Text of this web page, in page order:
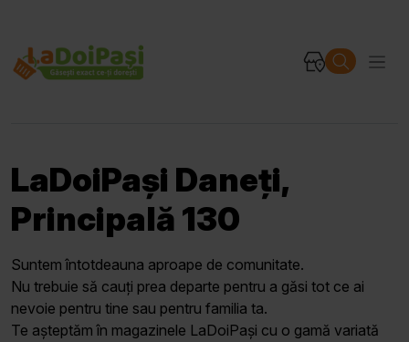
LaDoiPași Daneți,
Principală 130
Suntem întotdeauna aproape de comunitate.
Nu trebuie să cauți prea departe pentru a găsi tot ce ai
nevoie pentru tine sau pentru familia ta.
Te așteptăm în magazinele LaDoiPași cu o gamă variată